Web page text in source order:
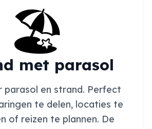
🏖️
met parasol
en strand. Perfect
te delen, locaties te
of reizen te plannen. De